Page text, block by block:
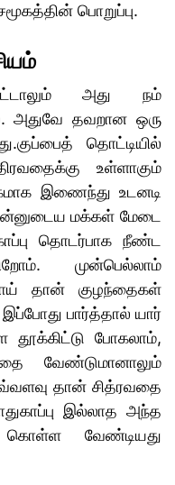
பொறுப்பு.
அது நம்
அதுவே தவறான ஒரு
தொட்டியில்
உள்ளாகும்
இணைந்து உடனடி
மக்கள் மேடை
தொடர்பாக நீண்ட
முன்பெல்லாம்
தான் குழந்தைகள்
பார்த்தால் யார்
தூக்கிட்டு போகலாம்,
வேண்டுமானாலும்
தான் சித்ரவதை
இல்லாத அந்த
வேண்டியது